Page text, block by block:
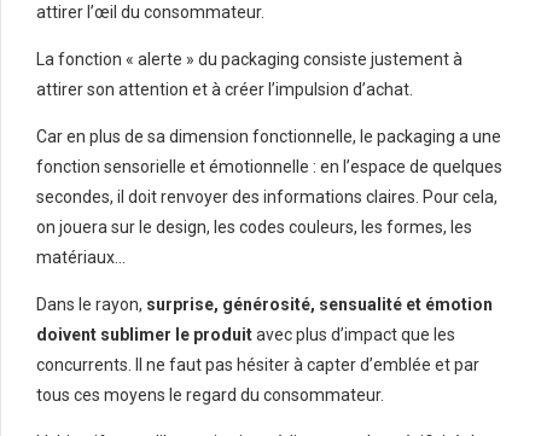
attirer l’œil du consommateur.
La fonction « alerte » du packaging consiste justement à
attirer son attention et à créer l’impulsion d’achat.
Car en plus de sa dimension fonctionnelle, le packaging a une
fonction sensorielle et émotionnelle : en l’espace de quelques
secondes, il doit renvoyer des informations claires. Pour cela,
on jouera sur le design, les codes couleurs, les formes, les
matériaux…
Dans le rayon, surprise, générosité, sensualité et émotion
doivent sublimer le produitavec plus d’impact que les
concurrents. Il ne faut pas hésiter à capter d’emblée et par
tous ces moyens le regard du consommateur.